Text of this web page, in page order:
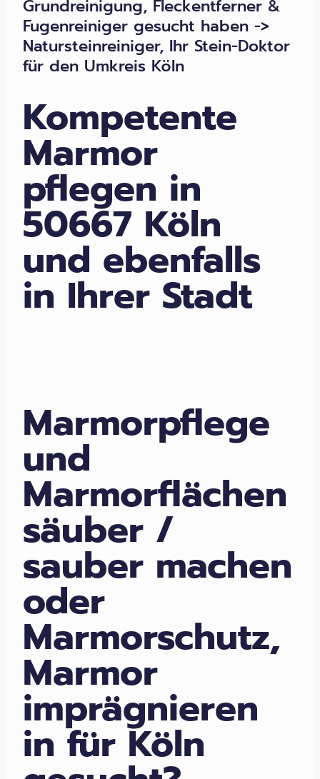
Grundreinigung, Fleckentferner &
Fugenreiniger gesucht haben ->
Natursteinreiniger, Ihr Stein-Doktor
für den Umkreis Köln
Kompetente
Marmor
pflegen in
50667 Köln
und ebenfalls
in Ihrer Stadt
Marmorpflege
und
Marmorflächen
säuber /
sauber machen
oder
Marmorschutz,
Marmor
imprägnieren
in für Köln